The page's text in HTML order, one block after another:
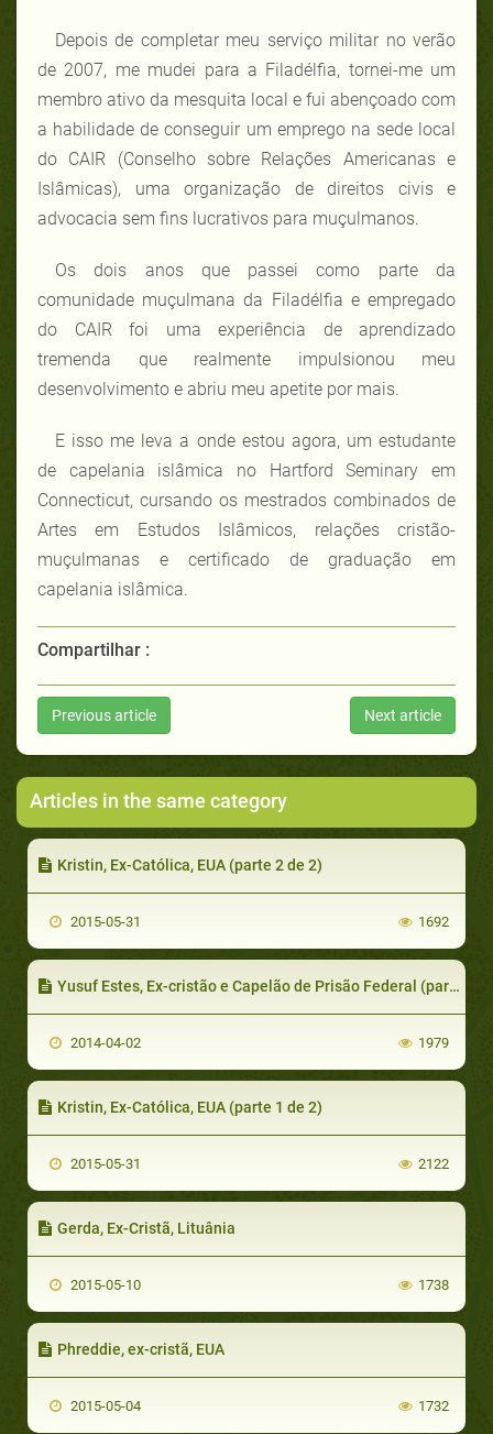
Depois de completar meu serviço militar no verão
de 2007, me mudei para a Filadélfia, tornei-me um
membro ativo da mesquita local e fui abençoado com
a habilidade de conseguir um emprego na sede local
do CAIR (Conselho sobre Relações Americanas e
Islâmicas), uma organização de direitos civis e
advocacia sem fins lucrativos para muçulmanos.
Os dois anos que passei como parte da
comunidade muçulmana da Filadélfia e empregado
do CAIR foi uma experiência de aprendizado
tremenda que realmente impulsionou meu
desenvolvimento e abriu meu apetite por mais.
E isso me leva a onde estou agora, um estudante
de capelania islâmica no Hartford Seminary em
Connecticut, cursando os mestrados combinados de
Artes em Estudos Islâmicos, relações cristão-
muçulmanas e certificado de graduação em
capelania islâmica.
Compartilhar :
Previous article Next article
Articles in the same category
Kristin, Ex-Católica, EUA (parte 2 de 2)
2015-05-31 1692
Yusuf Estes, Ex-cristão e Capelão de Prisão Federal (parte 2 de 5)
2014-04-02 1979
Kristin, Ex-Católica, EUA (parte 1 de 2)
2015-05-31 2122
Gerda, Ex-Cristã, Lituânia
2015-05-10 1738
Phreddie, ex-cristã, EUA
2015-05-04 1732